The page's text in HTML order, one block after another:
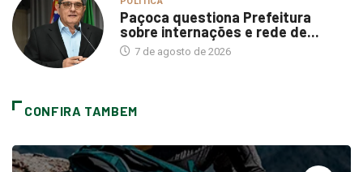
Paçoca questiona Prefeitura
sobre internações e rede de...
7 de agosto de 2026
CONFIRA TAMBEM